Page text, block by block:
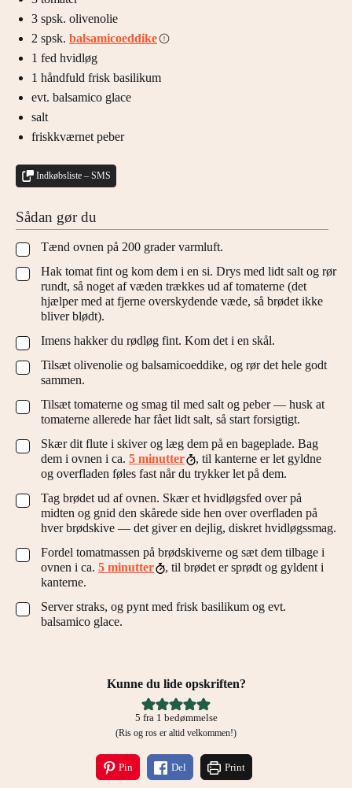
3 spsk. olivenolie
2 spsk. balsamicoeddike
1 fed hvidløg
1 håndfuld frisk basilikum
evt. balsamico glace
salt
friskkværnet peber
Indkøbsliste – SMS
Sådan gør du
▢
Tænd ovnen på 200 grader varmluft.
▢
Hak tomat fint og kom dem i en si. Drys med lidt salt og rør
rundt, så noget af væden trækkes ud af tomaterne (det
hjælper med at fjerne overskydende væde, så brødet ikke
bliver blødt).
▢
Imens hakker du rødløg fint. Kom det i en skål.
▢
Tilsæt olivenolie og balsamicoeddike, og rør det hele godt
sammen.
▢
Tilsæt tomaterne og smag til med salt og peber — husk at
tomaterne allerede har fået lidt salt, så start forsigtigt.
▢
Skær dit flute i skiver og læg dem på en bageplade. Bag
dem i ovnen i ca. 5 minutter
, til kanterne er let gyldne
og overfladen føles fast når du trykker let på dem.
▢
Tag brødet ud af ovnen. Skær et hvidløgsfed over på
midten og gnid den skårede side hen over overfladen på
hver brødskive — det giver en dejlig, diskret hvidløgssmag.
▢
Fordel tomatmassen på brødskiverne og sæt dem tilbage i
ovnen i ca. 5 minutter
, til brødet er sprødt og gyldent i
kanterne.
▢
Server straks, og pynt med frisk basilikum og evt.
balsamico glace.
Kunne du lide opskriften?
5 fra 1 bedømmelse
(Ris og ros er altid velkommen!)
Pin Del Print